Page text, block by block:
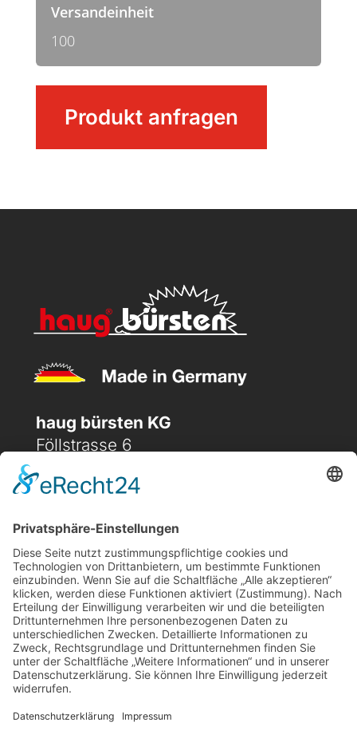
MengeProdukt anfragen
Versandeinheit
100
haug bürsten KG
Föllstrasse 6
 (+49) 08231 / 96 30 96
 office@haugbuersten.de
Weitere Seiten
Hygienesortiment
Haushaltssortiment
Ansprechpartner
Jobs